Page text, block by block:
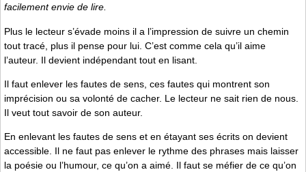
facilement envie de lire.
Plus le lecteur s’évade moins il a l’impression de suivre un chemin
tout tracé, plus il pense pour lui. C’est comme cela qu’il aime
l’auteur. Il devient indépendant tout en lisant.
Il faut enlever les fautes de sens, ces fautes qui montrent son
imprécision ou sa volonté de cacher. Le lecteur ne sait rien de nous.
Il veut tout savoir de son auteur.
En enlevant les fautes de sens et en étayant ses écrits on devient
accessible. Il ne faut pas enlever le rythme des phrases mais laisser
la poésie ou l’humour, ce qu’on a aimé. Il faut se méfier de ce qu’on